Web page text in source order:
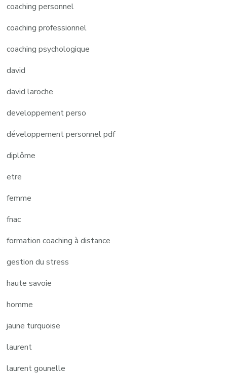
coaching personnel
coaching professionnel
coaching psychologique
david
david laroche
developpement perso
développement personnel pdf
diplôme
etre
femme
fnac
formation coaching à distance
gestion du stress
haute savoie
homme
jaune turquoise
laurent
laurent gounelle